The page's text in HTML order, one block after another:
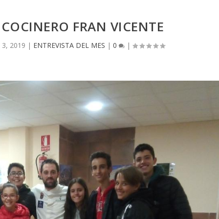
FRAN VICENTE
2019 | ENTREVISTA DEL MES | 0 |